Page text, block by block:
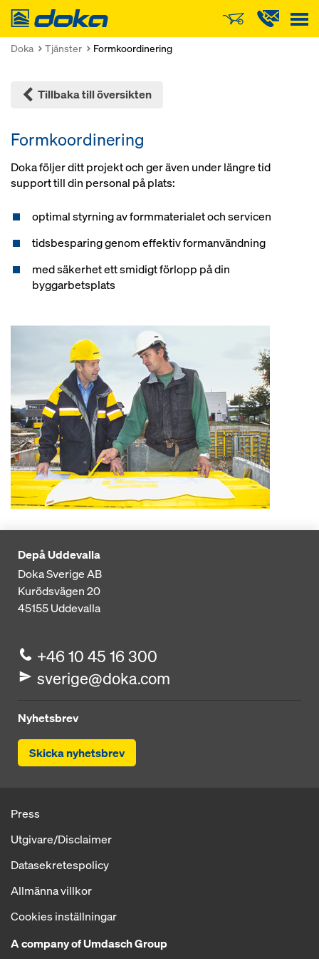
Doka
Doka Tjänster Formkoordinering
Tillbaka till översikten
Formkoordinering
Doka följer ditt projekt och ger även under längre tid
support till din personal på plats:
optimal styrning av formmaterialet och servicen
tidsbesparing genom effektiv formanvändning
med säkerhet ett smidigt förlopp på din
byggarbetsplats
Depå Uddevalla
Doka Sverige AB
Kurödsvägen 20
45155Uddevalla
+46 10 45 16 300
sverige@doka.com
Nyhetsbrev
Skicka nyhetsbrev
Press
Utgivare/Disclaimer
Datasekretespolicy
Allmänna villkor
Cookies inställningar
A company of Umdasch Group